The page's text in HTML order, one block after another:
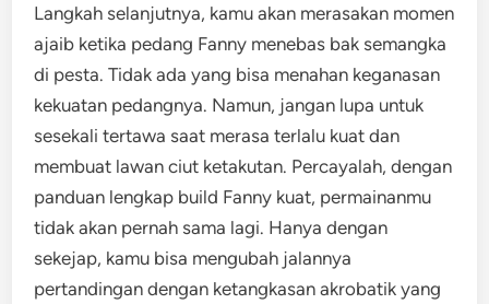
Langkah selanjutnya, kamu akan merasakan momen
ajaib ketika pedang Fanny menebas bak semangka
di pesta. Tidak ada yang bisa menahan keganasan
kekuatan pedangnya. Namun, jangan lupa untuk
sesekali tertawa saat merasa terlalu kuat dan
membuat lawan ciut ketakutan. Percayalah, dengan
panduan lengkap build Fanny kuat, permainanmu
tidak akan pernah sama lagi. Hanya dengan
sekejap, kamu bisa mengubah jalannya
pertandingan dengan ketangkasan akrobatik yang